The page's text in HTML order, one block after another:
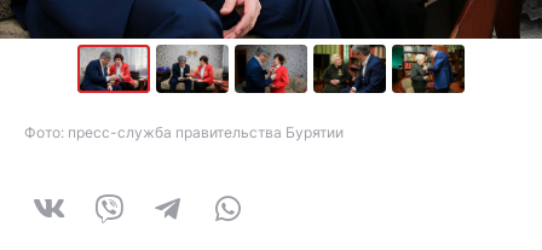
Фото: пресс-служба правительства Бурятии